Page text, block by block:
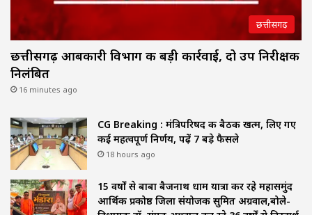
छत्तीसगढ़
छत्तीसगढ़ आबकारी विभाग की बड़ी कार्रवाई, दो उप निरीक्षक
निलंबित
16 minutes ago
CG Breaking : मंत्रिपरिषद की बैठक खत्म, लिए गए
कई महत्वपूर्ण निर्णय, पढ़ें 7 बड़े फैसले
18 hours ago
15 वर्षों से बाबा बैजनाथ धाम यात्रा कर रहे महासमुंद
आर्थिक प्रकोष्ठ जिला संयोजक सुमित अग्रवाल,बोले-